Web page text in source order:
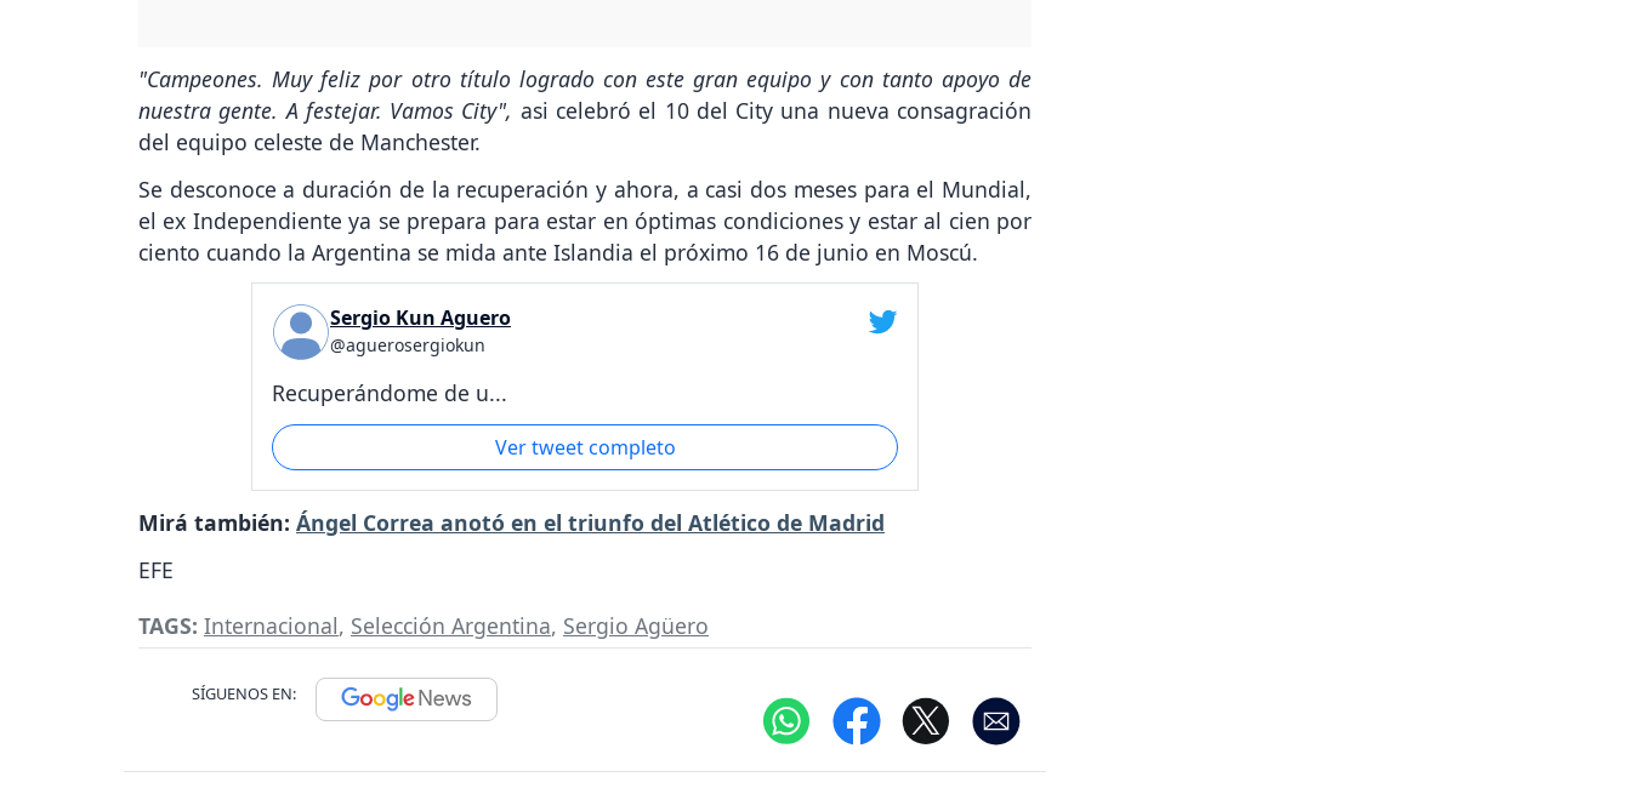
"Campeones. Muy feliz por otro título logrado con este gran equipo y con tanto apoyo de
nuestra gente. A festejar. Vamos City", asi celebró el 10 del City una nueva consagración
del equipo celeste de Manchester.
Se desconoce a duración de la recuperación y ahora, a casi dos meses para el Mundial,
el ex Independiente ya se prepara para estar en óptimas condiciones y estar al cien por
ciento cuando la Argentina se mida ante Islandia el próximo 16 de junio en Moscú.
Sergio Kun Aguero
@aguerosergiokun
Recuperándome de u...
Ver tweet completo
Mirá también: Ángel Correa anotó en el triunfo del Atlético de Madrid
EFE
TAGS: Internacional, Selección Argentina, Sergio Agüero
SÍGUENOS EN: